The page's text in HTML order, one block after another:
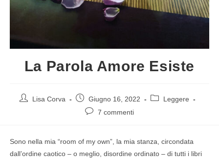
La Parola Amore Esiste
Lisa Corva Giugno 16, 2022
Leggere
7 commenti
Sono nella mia “room of my own”, la mia stanza, circondata
dall’ordine caotico – o meglio, disordine ordinato – di tutti i libri